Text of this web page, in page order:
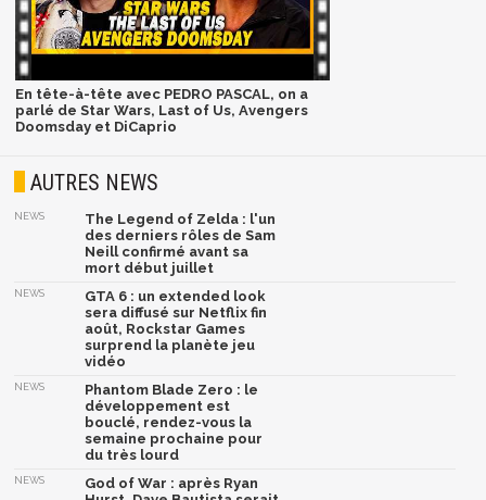
En tête-à-tête avec PEDRO PASCAL, on a
parlé de Star Wars, Last of Us, Avengers
Doomsday et DiCaprio
AUTRES NEWS
NEWS
The Legend of Zelda : l'un
des derniers rôles de Sam
Neill confirmé avant sa
mort début juillet
NEWS
GTA 6 : un extended look
sera diffusé sur Netflix fin
août, Rockstar Games
surprend la planète jeu
vidéo
NEWS
Phantom Blade Zero : le
développement est
bouclé, rendez-vous la
semaine prochaine pour
du très lourd
NEWS
God of War : après Ryan